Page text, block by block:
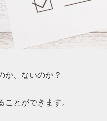
か、ないのか？
ことができます。